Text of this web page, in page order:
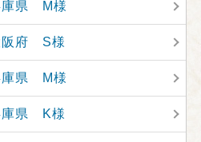
庫県 M様
阪府 S様
庫県 M様
庫県 K様